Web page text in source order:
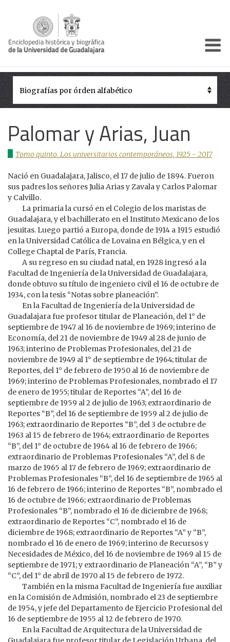
Presentación
Biografías
Galería
Documentos institucionales
Palomar y Arias, Juan
Tomo quinto. Los universitarios contemporáneos, 1925 - 2017
Nació en Guadalajara, Jalisco, el 17 de julio de 1894. Fueron
sus padres los señores Julia Arias y Zavala y Carlos Palomar
y Calvillo.
La primaria la cursó en el Colegio de los maristas de
Guadalajara, y el bachillerato en el Instituto Mexicano de los
jesuitas. Luego partió a Europa, donde de 1914 a 1915 estudió
en la Universidad Católica de Lovaina en Bélgica, y en el
College Chaptal de París, Francia.
A su regreso en su ciudad natal, en 1928 ingresó a la
Facultad de Ingeniería de la Universidad de Guadalajara,
donde obtuvo su título de ingeniero civil el 16 de octubre de
1934, con la tesis “Notas sobre planeación”.
En la Facultad de Ingeniería de la Universidad de
Guadalajara fue profesor titular de Planeación, del 1° de
septiembre de 1947 al 16 de noviembre de 1969; interino de
Economía, del 21 de noviembre de 1949 al 28 de junio de
1963; interino de Problemas Profesionales, del 21 de
noviembre de 1949 al 1° de septiembre de 1964; titular de
Reportes, del 1° de febrero de 1950 al 16 de noviembre de
1969; interino de Problemas Profesionales, nombrado el 17
de enero de 1955; titular de Reportes “A”, del 16 de
septiembre de 1959 al 2 de julio de 1963; extraordinario de
Reportes “B”, del 16 de septiembre de 1959 al 2 de julio de
1963; extraordinario de Reportes “B”, del 3 de octubre de
1963 al 15 de febrero de 1964; extraordinario de Reportes
“B”, del 1° de octubre de 1964 al 16 de febrero de 1966;
extraordinario de Problemas Profesionales “A”, del 8 de
marzo de 1965 al 17 de febrero de 1969; extraordinario de
Problemas Profesionales “B”, del 16 de septiembre de 1965 al
16 de febrero de 1966; interino de Reportes “B”, nombrado el
16 de octubre de 1966; extraordinario de Problemas
Profesionales “B”, nombrado el 16 de diciembre de 1968;
extraordinario de Reportes “C”, nombrado el 16 de
diciembre de 1968; extraordinario de Reportes “A” y “B”,
nombrado el 16 de enero de 1969; interino de Recursos y
Necesidades de México, del 16 de noviembre de 1969 al 15 de
septiembre de 1971; y extraordinario de Planeación “A”, “B” y
“C”, del 1° de abril de 1970 al 15 de febrero de 1972.
También en la misma Facultad de Ingeniería fue auxiliar
en la Comisión de Admisión, nombrado el 23 de septiembre
de 1954, y jefe del Departamento de Ejercicio Profesional del
16 de septiembre de 1955 al 12 de febrero de 1970.
En la Facultad de Arquitectura de la Universidad de